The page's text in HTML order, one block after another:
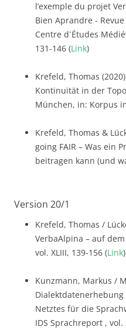
l’exemple du projet
Bien Aprandre -
Centre d`Études
131-146 (Link)
Krefeld, Thomas
Kontinuität in der
München, in: Korpus
Krefeld, Thomas &
going FAIR – Was ein
beitragen kann (und
Version 20/1
Krefeld, Thomas /
VerbaAlpina – auf
vol. XLIII, 139-156 (Link)
Kunzmann, Markus /
Netztes für die
IDS Sprachreport ,